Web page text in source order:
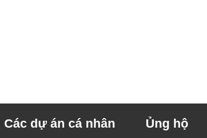
Các dự án cá nhân Ủng hộ